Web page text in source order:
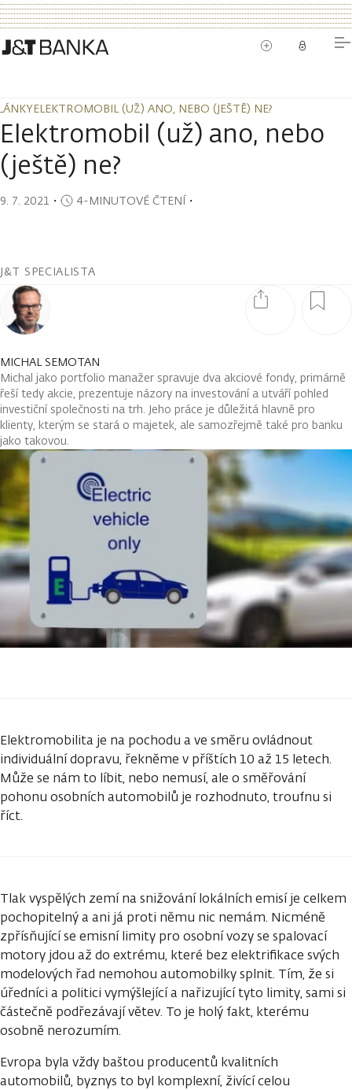
ELEKTROMOBIL (UŽ) ANO, NEBO (JEŠTĚ) NE?
ELEKTROMOBIL (UŽ) ANO, NEBO (JEŠTĚ) NE?
Elektromobil (už) ano, nebo
(ještě) ne?
9. 7. 2021 ・ 4-MINUTOVÉ ČTENÍ・
J&T SPECIALISTA
MICHAL SEMOTAN
Michal jako portfolio manažer spravuje dva akciové fondy, primárně
řeší tedy akcie, prezentuje názory na investování a utváří pohled
investiční společnosti na trh. Jeho práce je důležitá hlavně pro
klienty, kterým se stará o majetek, ale samozřejmě také pro banku
jako takovou.
Elektromobilita je na pochodu a ve směru ovládnout
individuální dopravu, řekněme v příštích 10 až 15 letech.
Může se nám to líbit, nebo nemusí, ale o směřování
pohonu osobních automobilů je rozhodnuto, troufnu si
říct.
Tlak vyspělých zemí na snižování lokálních emisí je celkem
pochopitelný a ani já proti němu nic nemám. Nicméně
zpřísňující se emisní limity pro osobní vozy se spalovací
motory jdou až do extrému, které bez elektrifikace svých
modelových řad nemohou automobilky splnit. Tím, že si
úředníci a politici vymýšlející a nařizující tyto limity, sami si
částečně podřezávají větev. To je holý fakt, kterému
osobně nerozumím.
Evropa byla vždy baštou producentů kvalitních
automobilů, byznys to byl komplexní, živící celou